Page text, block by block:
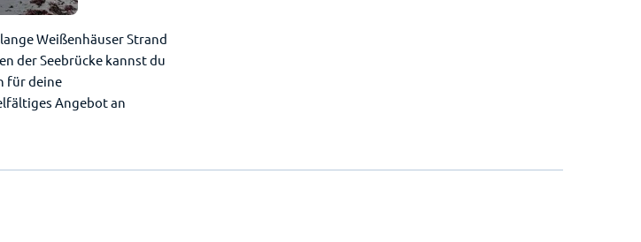
Weißenhäuser Strand
der Seebrücke kannst du
für deine
Angebot an